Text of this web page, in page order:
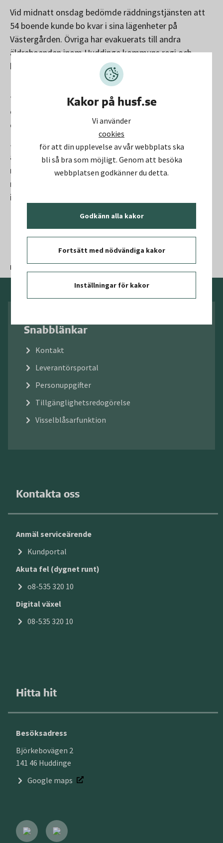
Kakor på husf.se
Vi använder
cookies
för att din upplevelse av vår webbplats ska
bli så bra som möjligt. Genom att besöka
webbplatsen godkänner du detta.
Godkänn alla kakor
Fortsätt med nödvändiga kakor
Inställningar för kakor
Vid midnatt onsdag bedömde räddningstjänsten att
54 boende kunde bo kvar i sina lägenheter på
Västergården. Övriga har evakuerats till andra
äldreboenden inom Huddinge kommuns regi och
boenden som kommunen har avtal med.
Räddningstjänsten är fortsatt på plats under
torsdagen för att övervaka och arbeta med
eftersläckning. Detta är ett normalt förfarande efter
en brand.
Just nu pågår skadesanering på platsen. Det innebär
att alla personliga tillhörigheter, hjälpmedel och annat
material som fanns i de rök- och brandskadade
rummen inte kommer att vara möjliga att få tillbaka
innan de har sanerats.
Publicerad:
Snabblänkar
Kontakt
Leverantörsportal
Personuppgifter
Tillgänglighetsredogörelse
Visselblåsarfunktion
Kontakta oss
Anmäl serviceärende
Kundportal
Akuta fel (dygnet runt)
o8-535 320 10
Digital växel
08-535 320 10
Hitta hit
Besöksadress
Björkebovägen 2
141 46 Huddinge
Google maps